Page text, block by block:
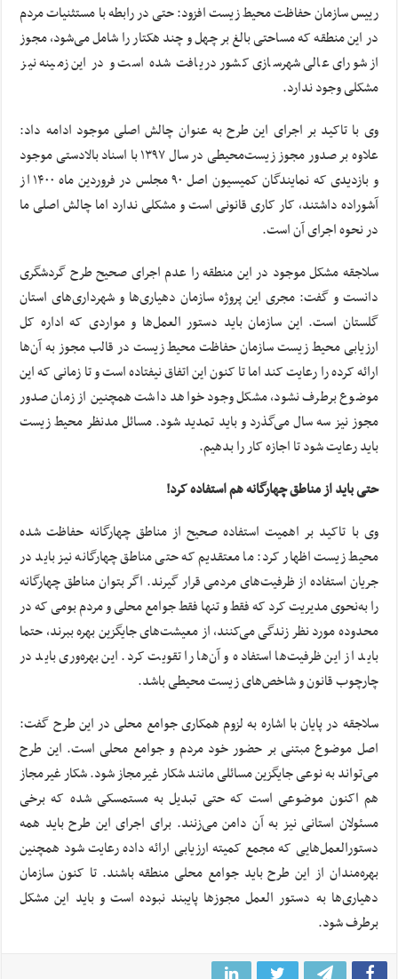
رییس سازمان حفاظت محیط زیست افزود: حتی در رابطه با مستثنیات مردم
در این منطقه که مساحتی بالغ بر چهل و چند هکتار را شامل می‌شود، مجوز
از شورای عالی شهرسازی کشور دریافت شده است و در این زمینه نیز
مشکلی وجود ندارد.
وی با تاکید بر اجرای این طرح به عنوان چالش اصلی موجود ادامه داد:
علاوه بر صدور مجوز زیست‌محیطی در سال ۱۳۹۷ با اسناد بالادستی موجود
و بازدیدی که نمایندگان کمیسیون اصل ۹۰ مجلس در فروردین ماه ۱۴۰۰ از
آشوراده داشتند، کار کاری قانونی است و مشکلی ندارد اما چالش اصلی ما
در نحوه اجرای آن است.
سلاجقه مشکل موجود در این منطقه را عدم اجرای صحیح طرح گردشگری
دانست و گفت: مجری این پروژه سازمان دهیاری‌ها و شهرداری‌های استان
گلستان است. این سازمان باید دستور العمل‌ها و مواردی که اداره کل
ارزیابی محیط زیست سازمان حفاظت محیط زیست در قالب مجوز به آن‌ها
ارائه کرده را رعایت کند اما تا کنون این اتفاق نیفتاده است و تا زمانی که این
موضوع برطرف نشود، مشکل وجود خواهد داشت همچنین از زمان صدور
مجوز نیز سه سال می‌گذرد و باید تمدید شود. مسائل مدنظر محیط زیست
باید رعایت شود تا اجازه کار را بدهیم.
حتی باید از مناطق چهارگانه هم استفاده کرد!
وی با تاکید بر اهمیت استفاده صحیح از مناطق چهارگانه حفاظت شده
محیط زیست اظهار کرد: ما معتقدیم که حتی مناطق چهارگانه نیز باید در
جریان استفاده از ظرفیت‌های مردمی قرار گیرند. اگر بتوان مناطق چهارگانه
را به‌نحوی مدیریت کرد که فقط و تنها فقط جوامع محلی و مردم بومی که در
محدوده مورد نظر زندگی می‌کنند، از معیشت‌های جایگزین بهره ببرند، حتما
باید از این ظرفیت‌ها استفاده و آن‌ها را تقویت کرد. این بهره‌وری باید در
چارچوب قانون و شاخص‌های زیست محیطی باشد.
سلاجقه در پایان با اشاره به لزوم همکاری جوامع محلی در این طرح گفت:
اصل موضوع مبتنی بر حضور خود مردم و جوامع محلی است. این طرح
می‌تواند به نوعی جایگزین مسائلی مانند شکار غیرمجاز شود. شکار غیرمجاز
هم اکنون موضوعی است که حتی تبدیل به مستمسکی شده که برخی
مسئولان استانی نیز به آن دامن می‌زنند. برای اجرای این طرح باید همه
دستورالعمل‌هایی که مجمع کمیته ارزیابی ارائه داده رعایت شود همچنین
بهره‌مندان از این طرح باید جوامع محلی منطقه باشند. تا کنون سازمان
دهیاری‌ها به دستور العمل مجوزها پایبند نبوده است و باید این مشکل
برطرف شود.